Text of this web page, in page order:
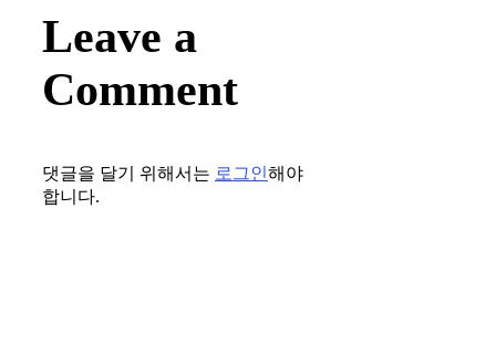
Leave a
Comment
댓글을 달기 위해서는 로그인해야
합니다.